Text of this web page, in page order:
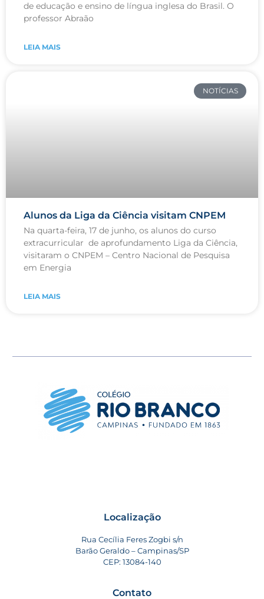
de educação e ensino de língua inglesa do Brasil. O
professor Abraão
LEIA MAIS
NOTÍCIAS
Alunos da Liga da Ciência visitam CNPEM
Na quarta-feira, 17 de junho, os alunos do curso
extracurricular de aprofundamento Liga da Ciência,
visitaram o CNPEM – Centro Nacional de Pesquisa
em Energia
LEIA MAIS
Localização
Rua Cecília Feres Zogbi s/n
Barão Geraldo – Campinas/SP
CEP: 13084-140
Contato